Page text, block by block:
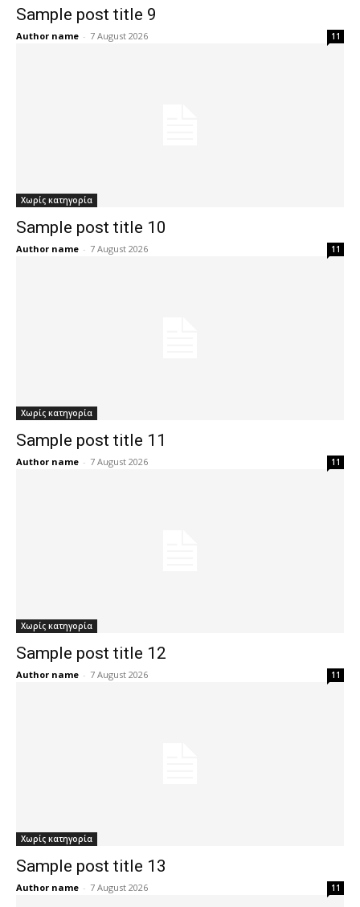
Sample post title 9
Author name - 7 August 2026 11
Χωρίς κατηγορία
Sample post title 10
Author name - 7 August 2026 11
Χωρίς κατηγορία
Sample post title 11
Author name - 7 August 2026 11
Χωρίς κατηγορία
Sample post title 12
Author name - 7 August 2026 11
Χωρίς κατηγορία
Sample post title 13
Author name - 7 August 2026 11